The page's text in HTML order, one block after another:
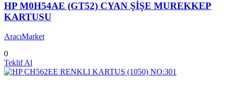
HP M0H54AE (GT52) CYAN ŞİŞE MUREKKEP
KARTUSU
AracıMarket
0
Teklif Al